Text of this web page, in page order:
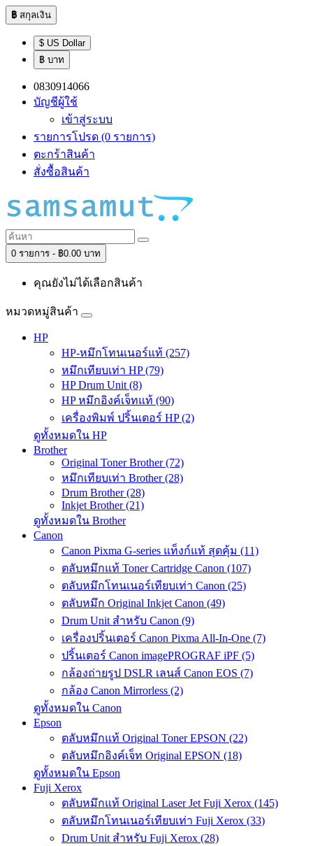
฿ สกุลเงิน
$ US Dollar
฿ บาท
0830914066
บัญชีผู้ใช้
เข้าสู่ระบบ
รายการโปรด (0 รายการ)
ตะกร้าสินค้า
สั่งซื้อสินค้า
0 รายการ - ฿0.00 บาท
คุณยังไม่ได้เลือกสินค้า
หมวดหมู่สินค้า
HP
HP-หมึกโทนเนอร์แท้ (257)
หมึกเทียบเท่า HP (79)
HP Drum Unit (8)
HP หมึกอิงค์เจ็ทแท้ (90)
เครื่องพิมพ์ ปริ้นเตอร์ HP (2)
ดูทั้งหมดใน HP
Brother
Original Toner Brother (72)
หมึกเทียบเท่า Brother (28)
Drum Brother (28)
Inkjet Brother (21)
ดูทั้งหมดใน Brother
Canon
Canon Pixma G-series แท็งก์แท้ สุดคุ้ม (11)
ตลับหมึกแท้ Toner Cartridge Canon (107)
ตลับหมึกโทนเนอร์เทียบเท่า Canon (25)
ตลับหมึก Original Inkjet Canon (49)
Drum Unit สำหรับ Canon (9)
เครื่องปริ้นเตอร์ Canon Pixma All-In-One (7)
ปริ้นเตอร์ Canon imagePROGRAF iPF (5)
กล้องถ่ายรูป DSLR เลนส์ Canon EOS (7)
กล้อง Canon Mirrorless (2)
ดูทั้งหมดใน Canon
Epson
ตลับหมึกแท้ Original Toner EPSON (22)
ตลับหมึกอิงค์เจ็ท Original EPSON (18)
ดูทั้งหมดใน Epson
Fuji Xerox
ตลับหมึกแท้ Original Laser Jet Fuji Xerox (145)
ตลับหมึกโทนเนอร์เทียบเท่า Fuji Xerox (33)
Drum Unit สำหรับ Fuji Xerox (28)